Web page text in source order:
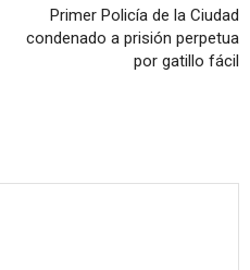
Primer Policía de la Ciudad
condenado a prisión perpetua
por gatillo fácil